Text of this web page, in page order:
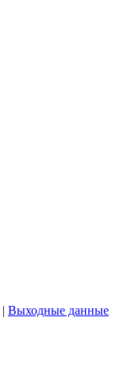
| Выходные данные